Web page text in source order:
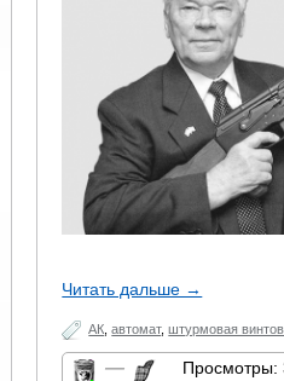
Читать дальше →
АК ,автомат,штурмовая
— Просмотры: